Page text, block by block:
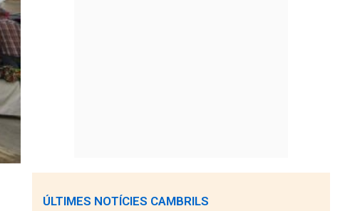
ÚLTIMES NOTÍCIES CAMBRILS